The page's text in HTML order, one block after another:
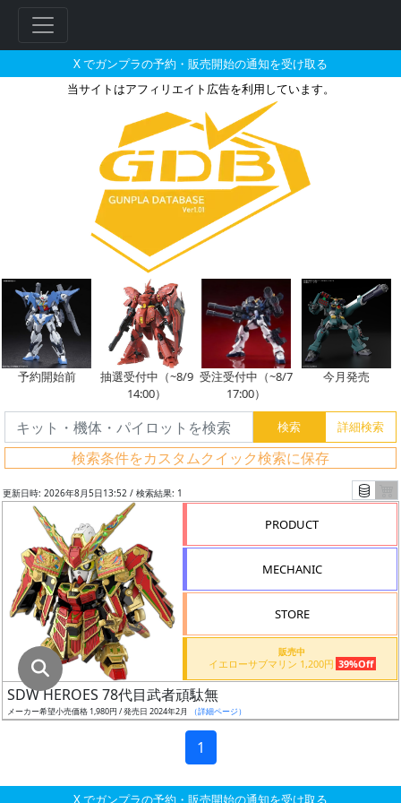
X でガンプラの予約・販売開始の通知を受け取る
当サイトはアフィリエイト広告を利用しています。
SDW HEROES 78代目武者頑駄無
予約開始前
抽選受付中（~8/9
14:00）
受注受付中（~8/7
17:00）
今月発売
検索条件をカスタムクイック検索に保存
ー
グ
レ
ー
ル
成
形
更新日時: 2026年8月5日13:52 / 検索結果: 1
PRODUCT
MECHANIC
STORE
販売中
イエローサブマリン 1,200円 39%Off
SDW HEROES 78代目武者頑駄無
メーカー希望小売価格 1,980円 / 発売日 2024年2月 （詳細ページ）
1
X でガンプラの予約・販売開始の通知を受け取る